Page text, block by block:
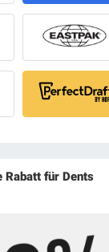
Rabatt für Dents